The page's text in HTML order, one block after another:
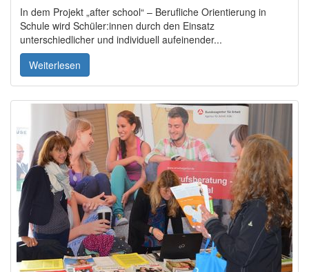
In dem Projekt „after school“ – Berufliche Orientierung in
Schule wird Schüler:innen durch den Einsatz
unterschiedlicher und individuell aufeinender...
Weiterlesen